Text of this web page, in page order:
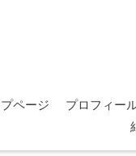
プページ プロフィー